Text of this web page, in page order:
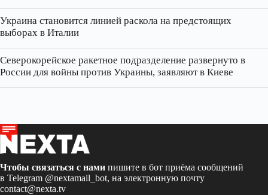
Украина становится линией раскола на предстоящих
выборах в Италии
Северокорейское ракетное подразделение развернуто в
России для войны против Украины, заявляют в Киеве
Чтобы связаться с нами пишите в бот приёма сообщений
в Telegram @nextamail_bot, на электронную почту
contact@nexta.tv